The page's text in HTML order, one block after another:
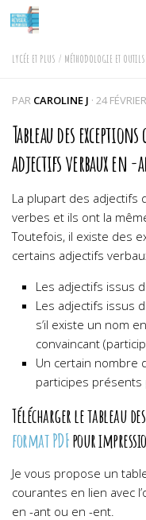
Skip to content
LYCÉE ET PLUS / MÉTHODOLOGIE ET OUTILS
PAR CAROLINE J · 24
Tableau des
adjectifs verbaux en
La plupart des adjectifs
verbes et ils ont la
Toutefois, il existe des
certains adjectifs
Les adjectifs issus
Les adjectifs issus
s’il existe un nom
convaincant
Un certain nombre
participes présents
Télécharger letableau
format PDFpour
Je vous propose un
courantes en lien avec
en -ant ou en -ent.